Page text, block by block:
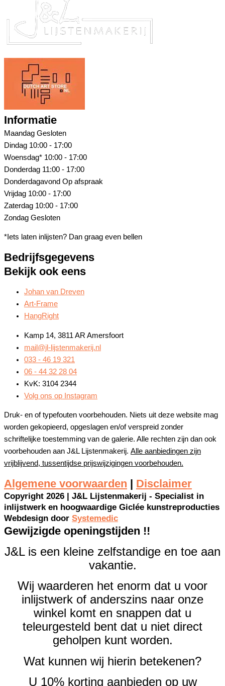
Informatie
Maandag Gesloten
Dindag 10:00 - 17:00
Woensdag* 10:00 - 17:00
Donderdag 11:00 - 17:00
Donderdagavond Op afspraak
Vrijdag 10:00 - 17:00
Zaterdag 10:00 - 17:00
Zondag Gesloten
*Iets laten inlijsten? Dan graag even bellen
Bedrijfsgegevens
Bekijk ook eens
Johan van Dreven
Art-Frame
HangRight
Kamp 14, 3811 AR Amersfoort
mail@jl-lijstenmakerij.nl
033 - 46 19 321
06 - 44 32 28 04
KvK: 3104 2344
Volg ons op Instagram
Druk- en of typefouten voorbehouden. Niets uit deze website mag
worden gekopieerd, opgeslagen en/of verspreid zonder
schriftelijke toestemming van de galerie. Alle rechten zijn dan ook
voorbehouden aan J&L Lijstenmakerij. Alle aanbiedingen zijn
vrijblijvend, tussentijdse prijswijzigingen voorbehouden.
Algemene voorwaarden | Disclaimer
Copyright 2026 | J&L Lijstenmakerij - Specialist in
inlijstwerk en hoogwaardige Giclée kunstreproducties
Webdesign door Systemedic
Gewijzigde openingstijden !!
J&L is een kleine zelfstandige en toe aan
vakantie.
Wij waarderen het enorm dat u voor
inlijstwerk of anderszins naar onze
winkel komt en snappen dat u
teleurgesteld bent dat u niet direct
geholpen kunt worden.
Wat kunnen wij hierin betekenen?
U 10% korting aanbieden op uw